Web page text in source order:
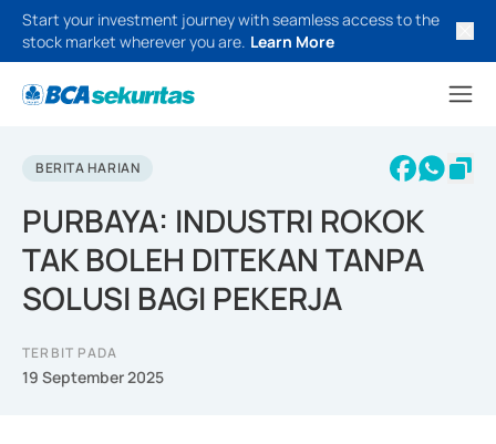
Start your investment journey with seamless access to the
stock market wherever you are. Learn More
BERITA HARIAN
PURBAYA: INDUSTRI ROKOK
TAK BOLEH DITEKAN TANPA
SOLUSI BAGI PEKERJA
TERBIT PADA
19 September 2025